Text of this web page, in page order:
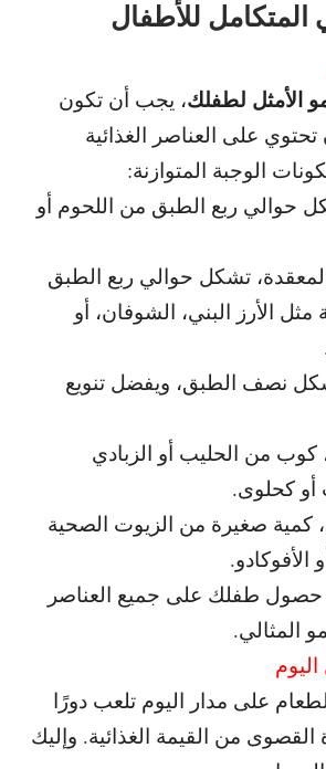
المتكامل للأطفال
الأمثل لطفلك، يجب أن تكون
تحتوي على العناصر الغذائية
الوجبة المتوازنة:
حوالي ربع الطبق من اللحوم أو
تشكل حوالي ربع الطبق
الأرز البني، الشوفان، أو
نصف الطبق، ويفضل تنويع
كوب من الحليب أو الزبادي
كحلوى.
كمية صغيرة من الزيوت الصحية
الأفوكادو.
حصول طفلك على جميع العناصر
المثالي.
على مدار اليوم تلعب دورًا
القصوى من القيمة الغذائية. وإليك